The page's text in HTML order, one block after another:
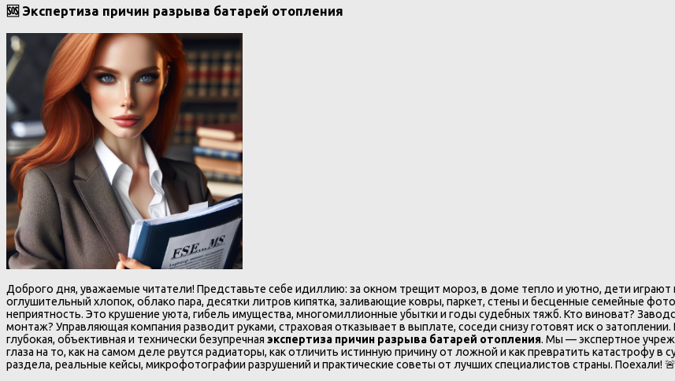
🆘 Экспертиза причин разрыва батарей отопления
Доброго дня, уважаемые читатели! Представьте себе идиллию: за окном трещит мороз, в доме тепло и уютно, дети
оглушительный хлопок, облако пара, десятки литров кипятка, заливающие ковры, паркет, стены и бесценные семейные
неприятность. Это крушение уюта, гибель имущества, многомиллионные убытки и годы судебных тяжб. Кто виноват?
монтаж? Управляющая компания разводит руками, страховая отказывает в выплате, соседи снизу готовят иск о
глубокая, объективная и технически безупречная экспертиза причин разрыва батарей отопления. Мы — экспертное
глаза на то, как на самом деле рвутся радиаторы, как отличить истинную причину от ложной и как превратить катастрофу
раздела, реальные кейсы, микрофотографии разрушений и практические советы от лучших специалистов страны. Поехали!